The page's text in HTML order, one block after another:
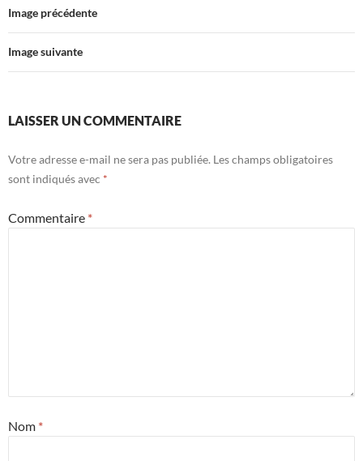
Image précédente
Image suivante
LAISSER UN COMMENTAIRE
Votre adresse e-mail ne sera pas publiée. Les champs obligatoires
sont indiqués avec *
Commentaire *
Nom *